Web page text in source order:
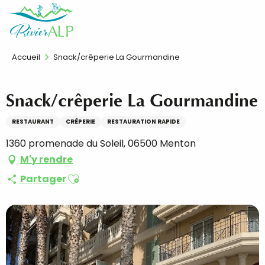
contenu
FR
Accueil Snack/crêperie La Gourmandine
Snack/crêperie La Gourmandine
RESTAURANT CRÊPERIE RESTAURATION RAPIDE
1360 promenade du Soleil, 06500 Menton
M'y rendre
PartagerAjouter aux favoris